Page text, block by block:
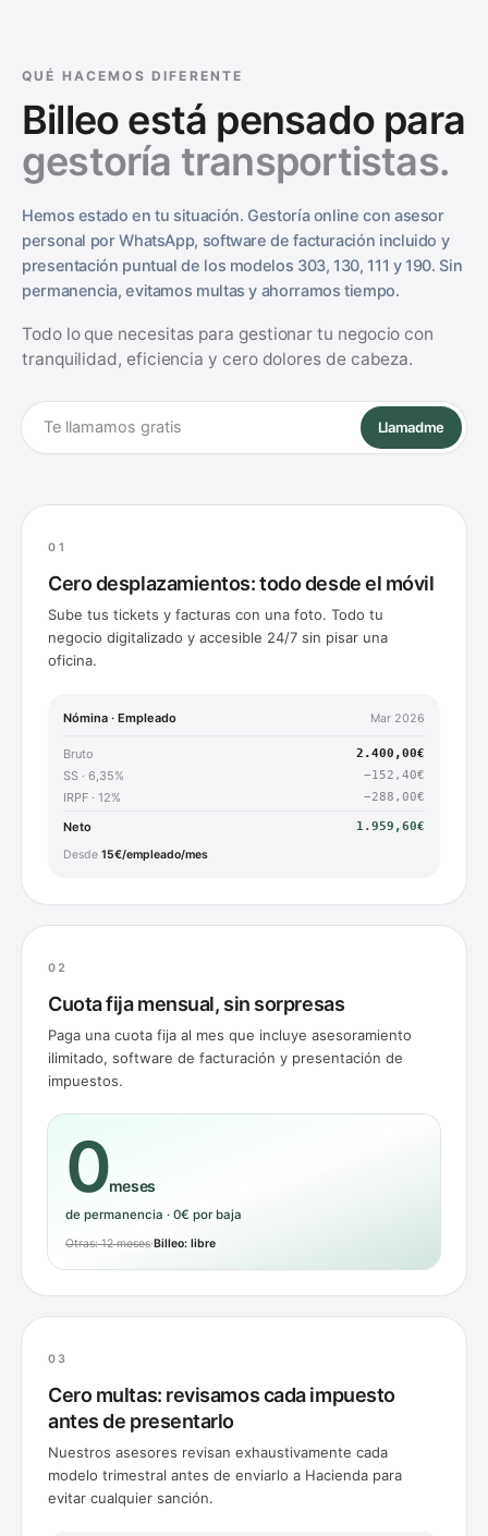
QUÉ HACEMOS DIFERENTE
Billeo está pensado para
gestoría transportistas.
Hemos estado en tu situación. Gestoría online con asesor
personal por WhatsApp, software de facturación incluido y
presentación puntual de los modelos 303, 130, 111 y 190. Sin
permanencia, evitamos multas y ahorramos tiempo.
Todo lo que necesitas para gestionar tu negocio con
tranquilidad, eficiencia y cero dolores de cabeza.
Tu teléfono
Llamadme
0 1
Cero desplazamientos: todo desde el móvil
Sube tus tickets y facturas con una foto. Todo tu
negocio digitalizado y accesible 24/7 sin pisar una
oficina.
Nómina · Empleado Mar 2026
Bruto 2.400,00€
SS · 6,35% −152,40€
IRPF · 12% −288,00€
Neto
1.959,60€
Desde 15€/empleado/mes
0 2
Cuota fija mensual, sin sorpresas
Paga una cuota fija al mes que incluye asesoramiento
ilimitado, software de facturación y presentación de
impuestos.
0meses
de permanencia · 0€ por baja
Otras: 12 meses·Billeo: libre
0 3
Cero multas: revisamos cada impuesto
antes de presentarlo
Nuestros asesores revisan exhaustivamente cada
modelo trimestral antes de enviarlo a Hacienda para
evitar cualquier sanción.